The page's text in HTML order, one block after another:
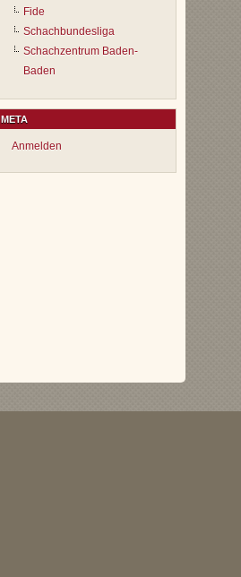
Fide
Schachbundesliga
Schachzentrum Baden-
Baden
META
Anmelden